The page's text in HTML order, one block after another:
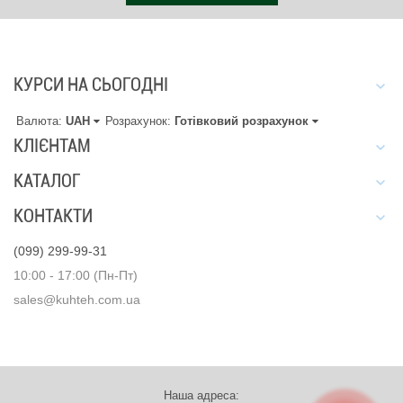
КУРСИ НА СЬОГОДНІ
Валюта: UAH Розрахунок: Готівковий розрахунок
КЛІЄНТАМ
КАТАЛОГ
КОНТАКТИ
(099) 299-99-31
10:00 - 17:00 (Пн-Пт)
sales@kuhteh.com.ua
Наша адреса: